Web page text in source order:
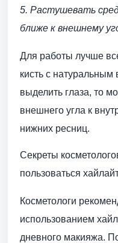
5. Растушевать
ближе к внешнему
Для работы лучше
кисть с натуральным
выделить глаза, то
внешнего угла к
нижних ресниц.
Секреты
пользоваться
Косметологи
использованием
дневного макияжа.